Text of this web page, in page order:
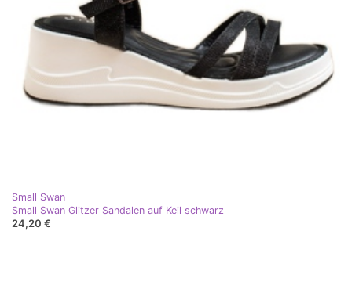
Small Swan
Small Swan Glitzer Sandalen auf Keil schwarz
24,20 €